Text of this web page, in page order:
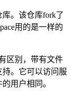
库。该仓库fork了
用的是一样的
区别，带有文件
。它可以访问服
用户相同。